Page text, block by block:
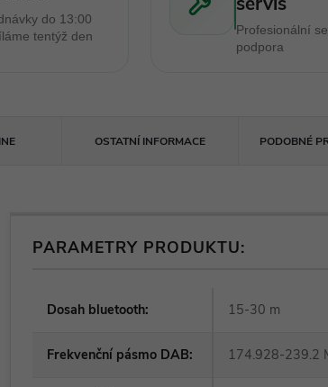
do 13:00
tentýž den
Profesionální
podpora
OSTATNÍ INFORMACE PODOBNÉ
PARAMETRY PRODUKTU:
Dosah bluetooth: 15-30 m
Frekvenční pásmo DAB: 174.928-239.2